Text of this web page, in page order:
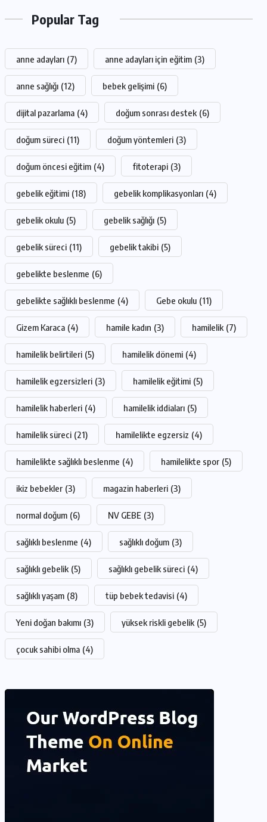
Popular Tag
anne adayları (7) anne adayları için eğitim (3)
anne sağlığı (12) bebek gelişimi (6)
dijital pazarlama (4) doğum sonrası destek (6)
doğum süreci (11) doğum yöntemleri (3)
doğum öncesi eğitim (4) fitoterapi (3)
gebelik eğitimi (18) gebelik komplikasyonları (4)
gebelik okulu (5) gebelik sağlığı (5)
gebelik süreci (11) gebelik takibi (5)
gebelikte beslenme (6)
gebelikte sağlıklı beslenme (4) Gebe okulu (11)
Gizem Karaca (4) hamile kadın (3) hamilelik (7)
hamilelik belirtileri (5) hamilelik dönemi (4)
hamilelik egzersizleri (3) hamilelik eğitimi (5)
hamilelik haberleri (4) hamilelik iddiaları (5)
hamilelik süreci (21) hamilelikte egzersiz (4)
hamilelikte sağlıklı beslenme (4) hamilelikte spor (5)
ikiz bebekler (3) magazin haberleri (3)
normal doğum (6) NV GEBE (3)
sağlıklı beslenme (4) sağlıklı doğum (3)
sağlıklı gebelik (5) sağlıklı gebelik süreci (4)
sağlıklı yaşam (8) tüp bebek tedavisi (4)
Yeni doğan bakımı (3) yüksek riskli gebelik (5)
çocuk sahibi olma (4)